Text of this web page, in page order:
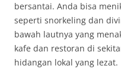
bersantai. Anda bisa
seperti snorkeling dan
bawah lautnya yang
kafe dan restoran di
hidangan lokal yang lezat.